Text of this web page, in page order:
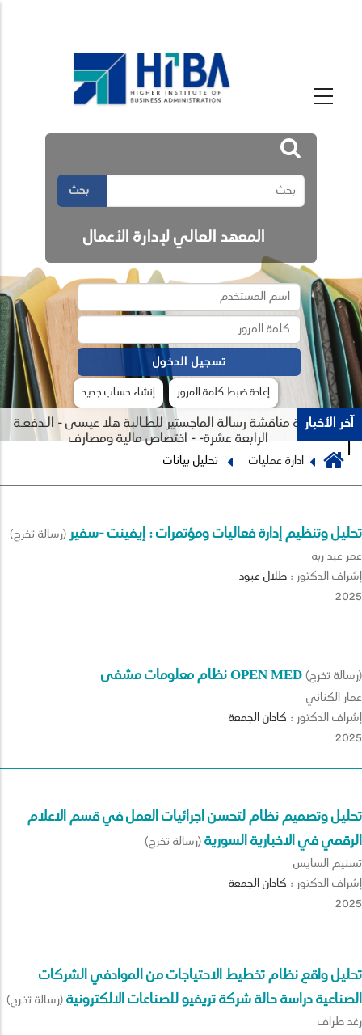
بحث
المعهد العالي لإدارة الأعمال
إنشاء حساب جديد إعادة ضبط كلمة المرور
آخر الأخبارجلسة مناقشة رسالة الماجستير للطـالبة هلا عيسى - الـدفعـة
الرابعة عشرة- - اختصاص مالية ومصارف
Previous
Next
Breadcrumb
ادارة عمليات تحليل بيانات
تحليل وتنظيم إدارة فعاليات ومؤتمرات : إيفينت -سفير(رسالة تخرج)
عمر عبد ربه
إشراف الدكتور : طلال عبود
2025
نظام معلومات مشفى OPEN MED
(رسالة تخرج)
عمار الكناني
إشراف الدكتور : كادانالجمعة
2025
تحليل وتصميم نظام لتحسن اجرائيات العمل في قسم الاعلام
الرقمي في الاخبارية السورية(رسالة تخرج)
تسنيم السايس
إشراف الدكتور : كادانالجمعة
2025
تحليل واقع نظام تخطيط الاحتياجات من الموادفي الشركات
الصناعية دراسة حالة شركة تريفيو للصناعات الالكترونية(رسالة تخرج)
رغد طراف